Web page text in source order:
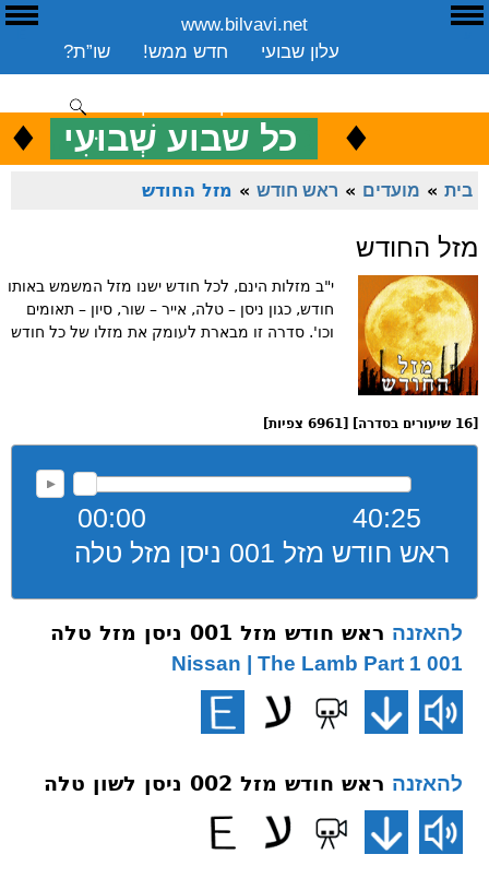
www.bilvavi.net
שו”ת?
חדש ממש!
עלון שבועי
שיעורים שבועי
ספרים
ארכיון
סקירה כללית
ENGLISH ♦ כל שבוע שְׁבוּעִי ♦
בית » מועדים » ראש חודש » מזל החודש
מזל החודש
י"ב מזלות הינם, לכל חודש ישנו מזל המשמש באותו
חודש, כגון ניסן – טלה, אייר – שור, סיון – תאומים
וכו'. סדרה זו מבארת לעומק את מזלו של כל חודש
00:00
40:25
ראש חודש מזל 001 ניסן מזל טלה
להאזנה ראש חודש מזל 001 ניסן מזל טלה
001 Nissan | The Lamb Part 1
להאזנה ראש חודש מזל 002 ניסן לשון טלה